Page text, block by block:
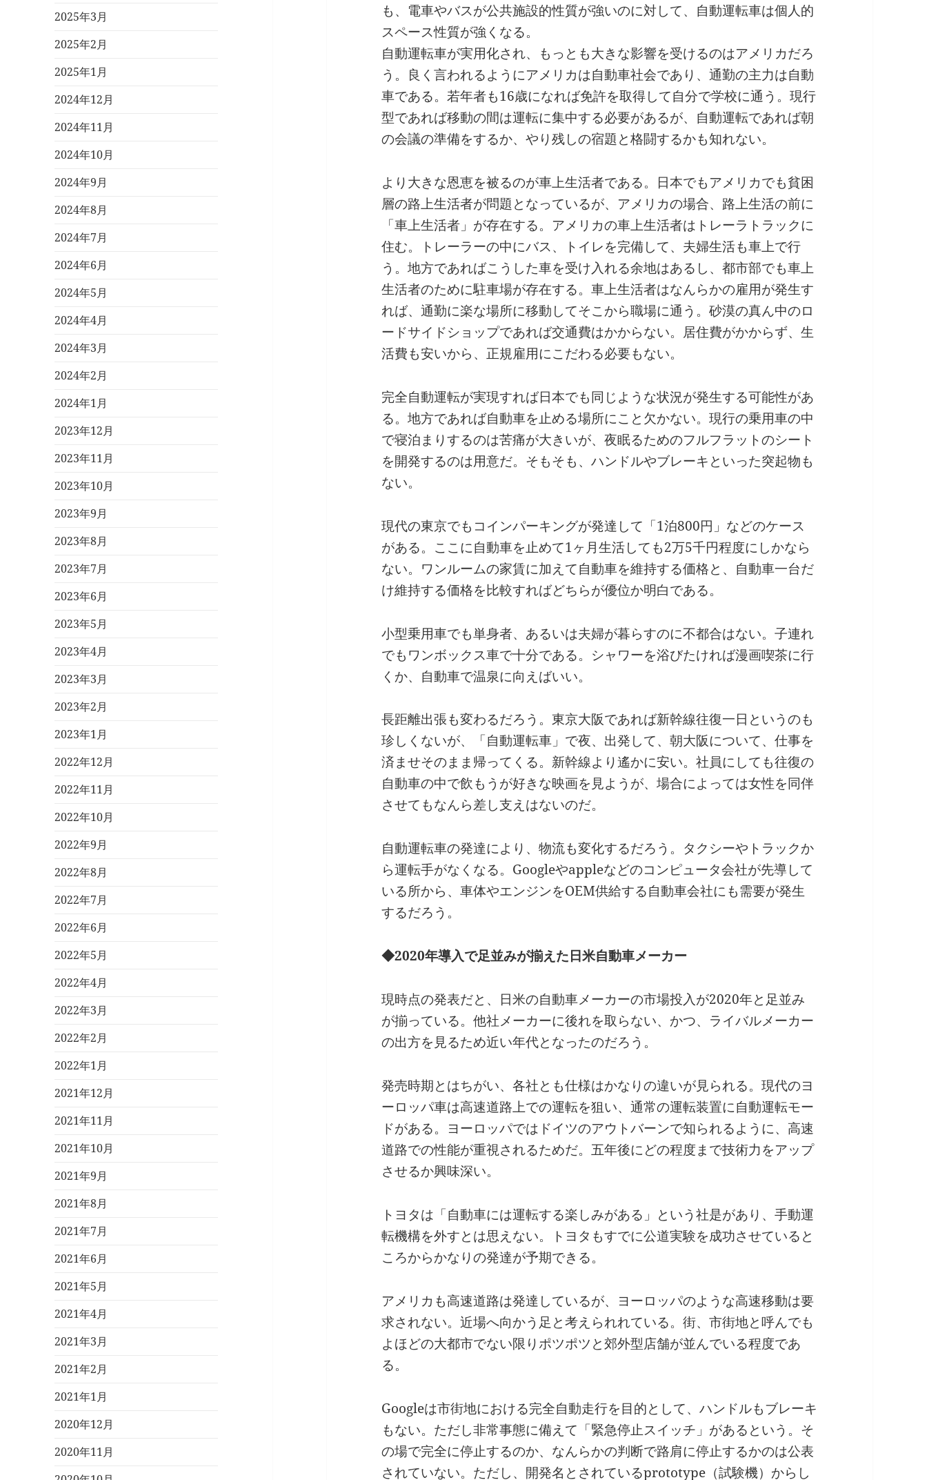
2025年3月
2025年2月
2025年1月
2024年12月
2024年11月
2024年10月
2024年9月
2024年8月
2024年7月
2024年6月
2024年5月
2024年4月
2024年3月
2024年2月
2024年1月
2023年12月
2023年11月
2023年10月
2023年9月
2023年8月
2023年7月
2023年6月
2023年5月
2023年4月
2023年3月
2023年2月
2023年1月
2022年12月
2022年11月
2022年10月
2022年9月
2022年8月
2022年7月
2022年6月
2022年5月
2022年4月
2022年3月
2022年2月
2022年1月
2021年12月
2021年11月
2021年10月
2021年9月
2021年8月
2021年7月
2021年6月
2021年5月
2021年4月
2021年3月
2021年2月
2021年1月
2020年12月
2020年11月
も、電車やバスが公共施設的性質が強いのに対して、自動運転車は個人的
スペース性質が強くなる。
自動運転車が実用化され、もっとも大きな影響を受けるのはアメリカだろ
う。良く言われるようにアメリカは自動車社会であり、通勤の主力は自動
車である。若年者も16歳になれば免許を取得して自分で学校に通う。現行
型であれば移動の間は運転に集中する必要があるが、自動運転であれば朝
の会議の準備をするか、やり残しの宿題と格闘するかも知れない。
より大きな恩恵を被るのが車上生活者である。日本でもアメリカでも貧困
層の路上生活者が問題となっているが、アメリカの場合、路上生活の前に
「車上生活者」が存在する。アメリカの車上生活者はトレーラトラックに
住む。トレーラーの中にバス、トイレを完備して、夫婦生活も車上で行
う。地方であればこうした車を受け入れる余地はあるし、都市部でも車上
生活者のために駐車場が存在する。車上生活者はなんらかの雇用が発生す
れば、通勤に楽な場所に移動してそこから職場に通う。砂漠の真ん中のロ
ードサイドショップであれば交通費はかからない。居住費がかからず、生
活費も安いから、正規雇用にこだわる必要もない。
完全自動運転が実現すれば日本でも同じような状況が発生する可能性があ
る。地方であれば自動車を止める場所にこと欠かない。現行の乗用車の中
で寝泊まりするのは苦痛が大きいが、夜眠るためのフルフラットのシート
を開発するのは用意だ。そもそも、ハンドルやブレーキといった突起物も
ない。
現代の東京でもコインパーキングが発達して「1泊800円」などのケース
がある。ここに自動車を止めて1ヶ月生活しても2万5千円程度にしかなら
ない。ワンルームの家賃に加えて自動車を維持する価格と、自動車一台だ
け維持する価格を比較すればどちらが優位か明白である。
小型乗用車でも単身者、あるいは夫婦が暮らすのに不都合はない。子連れ
でもワンボックス車で十分である。シャワーを浴びたければ漫画喫茶に行
くか、自動車で温泉に向えばいい。
長距離出張も変わるだろう。東京大阪であれば新幹線往復一日というのも
珍しくないが、「自動運転車」で夜、出発して、朝大阪について、仕事を
済ませそのまま帰ってくる。新幹線より遙かに安い。社員にしても往復の
自動車の中で飲もうが好きな映画を見ようが、場合によっては女性を同伴
させてもなんら差し支えはないのだ。
自動運転車の発達により、物流も変化するだろう。タクシーやトラックか
ら運転手がなくなる。Googleやappleなどのコンピュータ会社が先導して
いる所から、車体やエンジンをOEM供給する自動車会社にも需要が発生
するだろう。
◆2020年導入で足並みが揃えた日米自動車メーカー
現時点の発表だと、日米の自動車メーカーの市場投入が2020年と足並み
が揃っている。他社メーカーに後れを取らない、かつ、ライバルメーカー
の出方を見るため近い年代となったのだろう。
発売時期とはちがい、各社とも仕様はかなりの違いが見られる。現代のヨ
ーロッパ車は高速道路上での運転を狙い、通常の運転装置に自動運転モー
ドがある。ヨーロッパではドイツのアウトバーンで知られるように、高速
道路での性能が重視されるためだ。五年後にどの程度まで技術力をアップ
させるか興味深い。
トヨタは「自動車には運転する楽しみがある」という社是があり、手動運
転機構を外すとは思えない。トヨタもすでに公道実験を成功させていると
ころからかなりの発達が予期できる。
アメリカも高速道路は発達しているが、ヨーロッパのような高速移動は要
求されない。近場へ向かう足と考えられれている。街、市街地と呼んでも
よほどの大都市でない限りポツポツと郊外型店舗が並んでいる程度であ
る。
Googleは市街地における完全自動走行を目的として、ハンドルもブレーキ
もない。ただし非常事態に備えて「緊急停止スイッチ」があるという。そ
の場で完全に停止するのか、なんらかの判断で路肩に停止するかのは公表
されていない。ただし、開発名とされているprototype（試験機）からし